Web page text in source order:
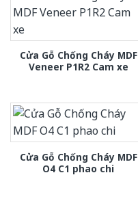
Cửa Gỗ Chống Cháy MDF
Veneer P1R2 Cam xe
Cửa Gỗ Chống Cháy MDF
O4 C1 phao chi